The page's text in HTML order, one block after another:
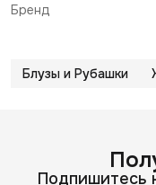
Бренд
Блузы и Рубашки
Подпишитесь